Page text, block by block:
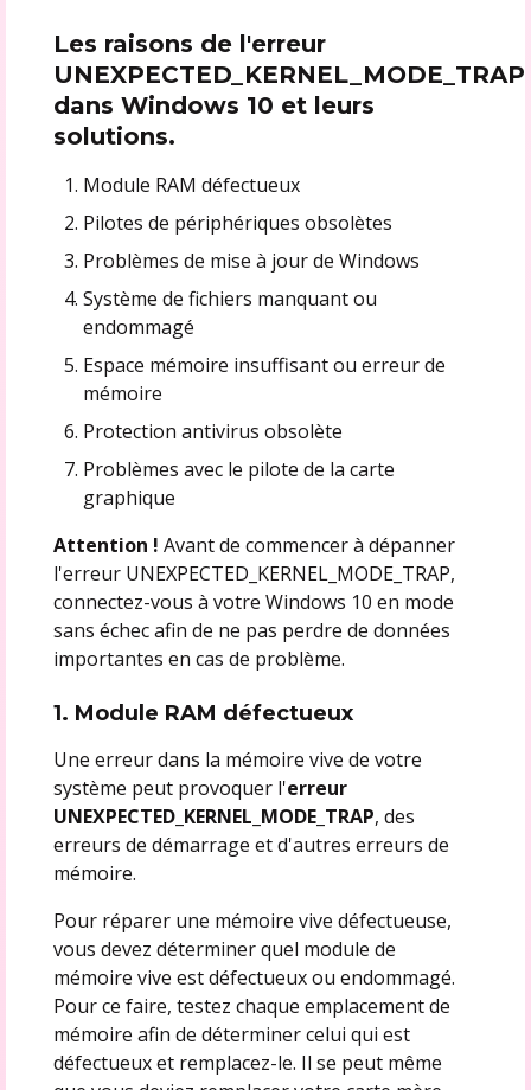
Les raisons de l'erreur
UNEXPECTED_KERNEL_MODE_TRAP
dans Windows 10 et leurs
solutions.
Module RAM défectueux
Pilotes de périphériques obsolètes
Problèmes de mise à jour de Windows
Système de fichiers manquant ou
endommagé
Espace mémoire insuffisant ou erreur de
mémoire
Protection antivirus obsolète
Problèmes avec le pilote de la carte
graphique
Attention ! Avant de commencer à dépanner
l'erreur UNEXPECTED_KERNEL_MODE_TRAP,
connectez-vous à votre Windows 10 en mode
sans échec afin de ne pas perdre de données
importantes en cas de problème.
1. Module RAM défectueux
Une erreur dans la mémoire vive de votre
système peut provoquer l'erreur
UNEXPECTED_KERNEL_MODE_TRAP, des
erreurs de démarrage et d'autres erreurs de
mémoire.
Pour réparer une mémoire vive défectueuse,
vous devez déterminer quel module de
mémoire vive est défectueux ou endommagé.
Pour ce faire, testez chaque emplacement de
mémoire afin de déterminer celui qui est
défectueux et remplacez-le. Il se peut même